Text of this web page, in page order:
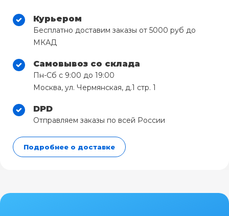
Курьером
Бесплатно доставим заказы от 5000 руб до
МКАД
Самовывоз со склада
Пн-Сб с 9:00 до 19:00
Москва, ул. Чермянская, д.1 стр. 1
DPD
Отправляем заказы по всей России
Подробнее о доставке